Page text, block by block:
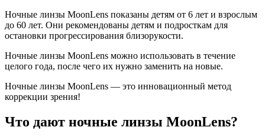
Ночные линзы MoonLens показаны детям от 6 лет и взрослым
до 60 лет. Они рекомендованы детям и подросткам для
остановки прогрессирования близорукости.
Ночные линзы MoonLens можно использовать в течение
целого года, после чего их нужно заменить на новые.
Ночные линзы MoonLens — это инновационный метод
коррекции зрения!
Что дают ночные линзы MoonLens?